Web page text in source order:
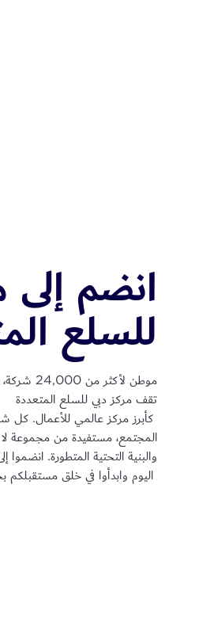
انضم إلى
للسلع
موطن
تقف مركز دبي للسلع المتعددة
المجتمع، مستفيدة من مجموعة
والبنية التحتية المتطورة.
اليوم وابدأوا في خلق مستقبلكم